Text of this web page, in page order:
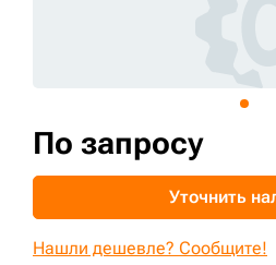
По запросу
Уточнить
Нашли дешевле? Сообщите!
sksale@skdst.ru
+7 (499) 394-50-93